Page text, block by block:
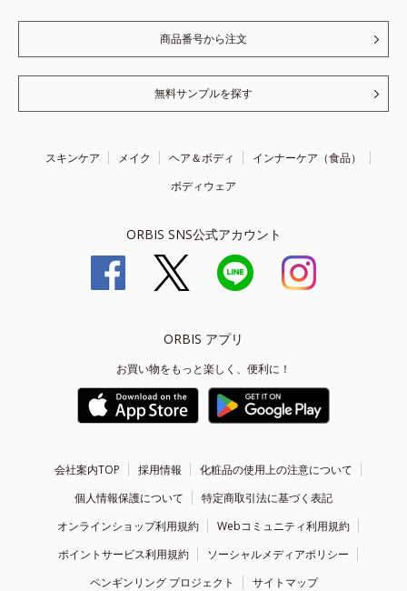
商品番号から注文
無料サンプルを探す
スキンケア メイク ヘア＆ボディ
インナーケア（食品）
ボディウェア
ORBIS SNS公式アカウント
ORBIS アプリ
お買い物をもっと楽しく、便利に！
会社案内TOP 採用情報
化粧品の使用上の注意について
個人情報保護について
特定商取引法に基づく表記
オンラインショップ利用規約
Webコミュニティ利用規約
ポイントサービス利用規約
ソーシャルメディアポリシー
ペンギンリング プロジェクト
サイトマップ